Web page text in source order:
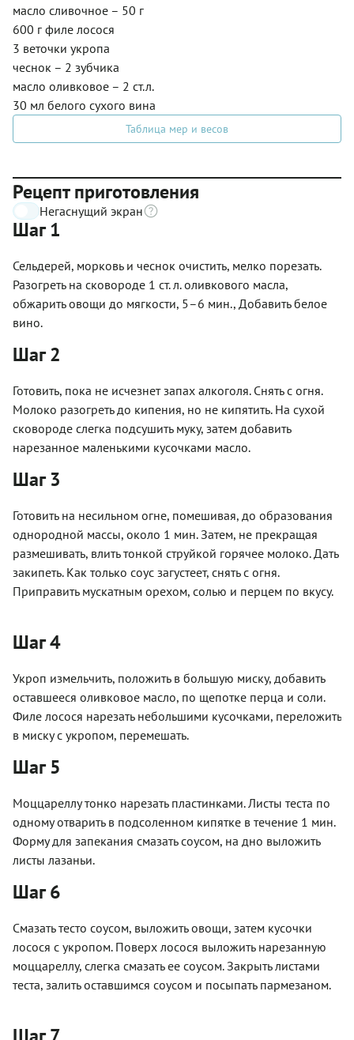
масло сливочное – 50 г
600 г филе лосося
3 веточки укропа
чеснок – 2 зубчика
масло оливковое – 2 ст.л.
30 мл белого сухого вина
Таблица мер и весов
Рецепт приготовления
Негаснущий экран
Шаг 1
Сельдерей, морковь и чеснок очистить, мелко порезать.
Разогреть на сковороде 1 ст. л. оливкового масла,
обжарить овощи до мягкости, 5–6 мин., Добавить белое
вино.
Шаг 2
Готовить, пока не исчезнет запах алкоголя. Снять с огня.
Молоко разогреть до кипения, но не кипятить. На сухой
сковороде слегка подсушить муку, затем добавить
нарезанное маленькими кусочками масло.
Шаг 3
Готовить на несильном огне, помешивая, до образования
однородной массы, около 1 мин. Затем, не прекращая
размешивать, влить тонкой струйкой горячее молоко. Дать
закипеть. Как только соус загустеет, снять с огня.
Приправить мускатным орехом, солью и перцем по вкусу.
Шаг 4
Укроп измельчить, положить в большую миску, добавить
оставшееся оливковое масло, по щепотке перца и соли.
Филе лосося нарезать небольшими кусочками, переложить
в миску с укропом, перемешать.
Шаг 5
Моццареллу тонко нарезать пластинками. Листы теста по
одному отварить в подсоленном кипятке в течение 1 мин.
Форму для запекания смазать соусом, на дно выложить
листы лазаньи.
Шаг 6
Смазать тесто соусом, выложить овощи, затем кусочки
лосося с укропом. Поверх лосося выложить нарезанную
моццареллу, слегка смазать ее соусом. Закрыть листами
теста, залить оставшимся соусом и посыпать пармезаном.